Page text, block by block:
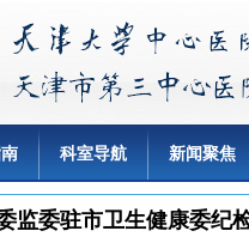
科室导航 新闻聚焦
监委驻市卫生健康委纪